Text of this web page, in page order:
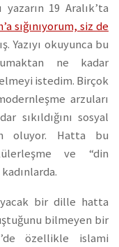
19 Aralık’ta
sığınıyorum, siz de
Yazıyı okuyunca bu
ne kadar
istedim. Birçok
arzuları
sıkıldığını sosyal
oluyor. Hatta bu
ve “din
bir dille hatta
bilmeyen bir
özellikle islami